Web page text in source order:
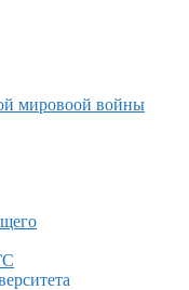
мировоой войны